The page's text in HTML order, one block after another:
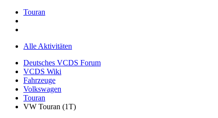
Touran
Alle Aktivitäten
Deutsches VCDS Forum
VCDS Wiki
Fahrzeuge
Volkswagen
Touran
VW Touran (1T)